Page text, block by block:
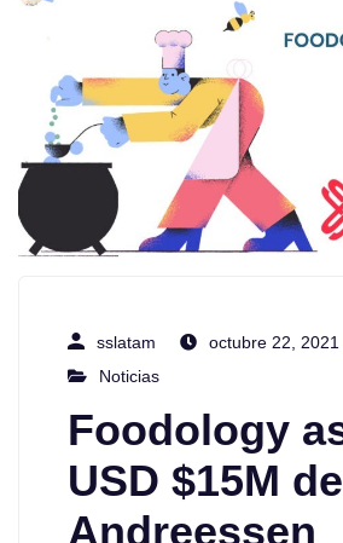
sslatam
octubre 22, 2021
Noticias
Foodology
USD $15M de
Andreessen